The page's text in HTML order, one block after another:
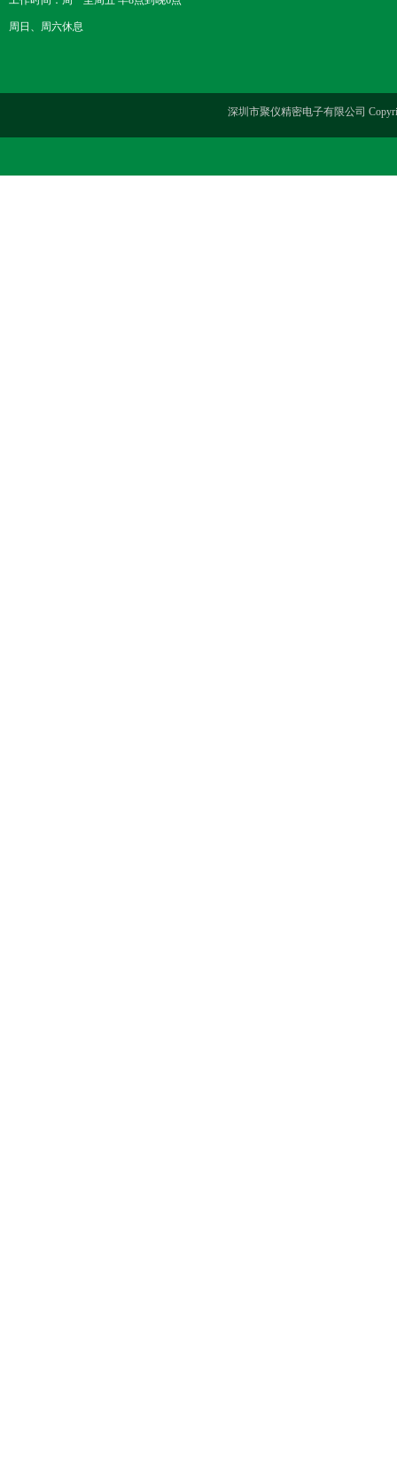
周日、周六休息
深圳市聚仪精密电子有限公司